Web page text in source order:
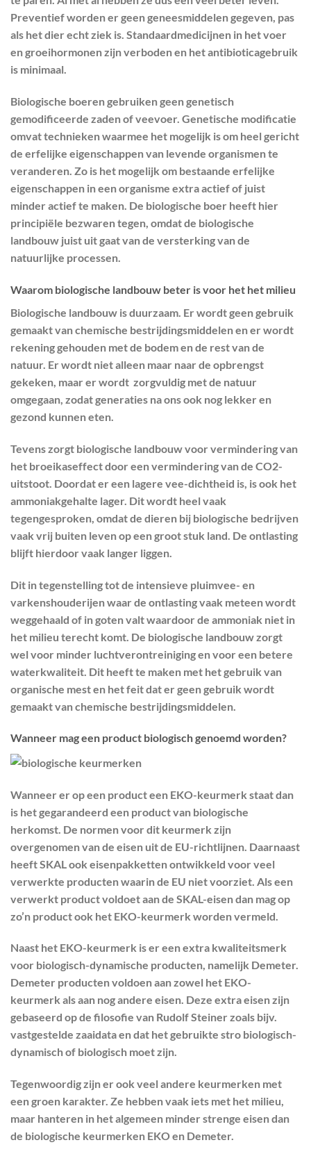
Preventief worden er geen geneesmiddelen gegeven, pas
als het dier echt ziek is. Standaardmedicijnen in het voer
en groeihormonen zijn verboden en het antibioticagebruik
is minimaal.
Biologische boeren gebruiken geen genetisch
gemodificeerde zaden of veevoer. Genetische modificatie
omvat technieken waarmee het mogelijk is om heel gericht
de erfelijke eigenschappen van levende organismen te
veranderen. Zo is het mogelijk om bestaande erfelijke
eigenschappen in een organisme extra actief of juist
minder actief te maken. De biologische boer heeft hier
principiële bezwaren tegen, omdat de biologische
landbouw juist uit gaat van de versterking van de
natuurlijke processen.
Waarom biologische landbouw beter is voor het het milieu
Biologische landbouw is duurzaam. Er wordt geen gebruik
gemaakt van chemische bestrijdingsmiddelen en er wordt
rekening gehouden met de bodem en de rest van de
natuur. Er wordt niet alleen maar naar de opbrengst
gekeken, maar er wordt zorgvuldig met de natuur
omgegaan, zodat generaties na ons ook nog lekker en
gezond kunnen eten.
Tevens zorgt biologische landbouw voor vermindering van
het broeikaseffect door een vermindering van de CO2-
uitstoot. Doordat er een lagere vee-dichtheid is, is ook het
ammoniakgehalte lager. Dit wordt heel vaak
tegengesproken, omdat de dieren bij biologische bedrijven
vaak vrij buiten leven op een groot stuk land. De ontlasting
blijft hierdoor vaak langer liggen.
Dit in tegenstelling tot de intensieve pluimvee- en
varkenshouderijen waar de ontlasting vaak meteen wordt
weggehaald of in goten valt waardoor de ammoniak niet in
het milieu terecht komt. De biologische landbouw zorgt
wel voor minder luchtverontreiniging en voor een betere
waterkwaliteit. Dit heeft te maken met het gebruik van
organische mest en het feit dat er geen gebruik wordt
gemaakt van chemische bestrijdingsmiddelen.
Wanneer mag een product biologisch genoemd worden?
Wanneer er op een product een EKO-keurmerk staat dan
is het gegarandeerd een product van biologische
herkomst. De normen voor dit keurmerk zijn
overgenomen van de eisen uit de EU-richtlijnen. Daarnaast
heeft SKAL ook eisenpakketten ontwikkeld voor veel
verwerkte producten waarin de EU niet voorziet. Als een
verwerkt product voldoet aan de SKAL-eisen dan mag op
zo’n product ook het EKO-keurmerk worden vermeld.
Naast het EKO-keurmerk is er een extra kwaliteitsmerk
voor biologisch-dynamische producten, namelijk Demeter.
Demeter producten voldoen aan zowel het EKO-
keurmerk als aan nog andere eisen. Deze extra eisen zijn
gebaseerd op de filosofie van Rudolf Steiner zoals bijv.
vastgestelde zaaidata en dat het gebruikte stro biologisch-
dynamisch of biologisch moet zijn.
Tegenwoordig zijn er ook veel andere keurmerken met
een groen karakter. Ze hebben vaak iets met het milieu,
maar hanteren in het algemeen minder strenge eisen dan
de biologische keurmerken EKO en Demeter.